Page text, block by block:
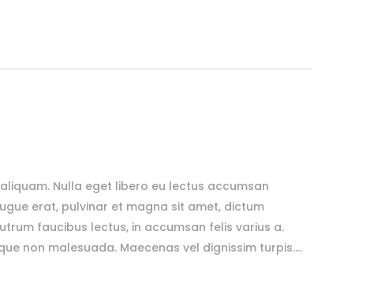
Nulla eget libero eu lectus accumsan
erat, pulvinar et magna sit amet, dictum
faucibus lectus, in accumsan felis varius a.
non malesuada. Maecenas vel dignissim turpis....